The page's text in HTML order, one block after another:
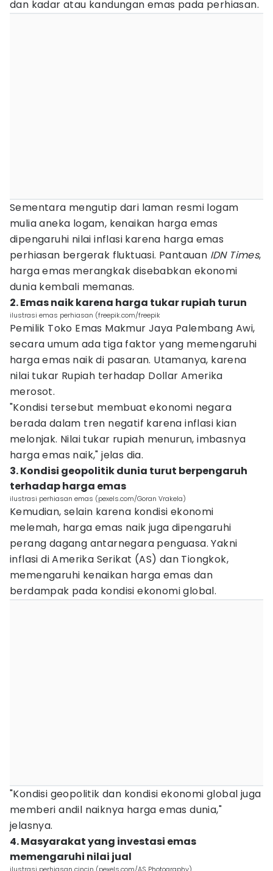
dan kadar atau kandungan emas pada perhiasan.
Sementara mengutip dari laman resmi logam
mulia aneka logam, kenaikan harga emas
dipengaruhi nilai inflasi karena harga emas
perhiasan bergerak fluktuasi. Pantauan IDN Times,
harga emas merangkak disebabkan ekonomi
dunia kembali memanas.
2. Emas naik karena harga tukar rupiah turun
ilustrasi emas perhiasan (freepik.com/freepik
Pemilik Toko Emas Makmur Jaya Palembang Awi,
secara umum ada tiga faktor yang memengaruhi
harga emas naik di pasaran. Utamanya, karena
nilai tukar Rupiah terhadap Dollar Amerika
merosot.
"Kondisi tersebut membuat ekonomi negara
berada dalam tren negatif karena inflasi kian
melonjak. Nilai tukar rupiah menurun, imbasnya
harga emas naik," jelas dia.
3. Kondisi geopolitik dunia turut berpengaruh
terhadap harga emas
ilustrasi perhiasan emas (pexels.com/Goran Vrakela)
Kemudian, selain karena kondisi ekonomi
melemah, harga emas naik juga dipengaruhi
perang dagang antarnegara penguasa. Yakni
inflasi di Amerika Serikat (AS) dan Tiongkok,
memengaruhi kenaikan harga emas dan
berdampak pada kondisi ekonomi global.
"Kondisi geopolitik dan kondisi ekonomi global juga
memberi andil naiknya harga emas dunia,"
jelasnya.
4. Masyarakat yang investasi emas
memengaruhi nilai jual